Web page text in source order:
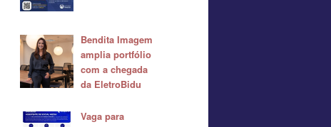
Bendita Imagem
amplia portfólio
com a chegada
da EletroBidu
Vaga para